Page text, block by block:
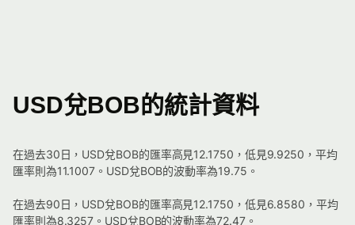
USD兌BOB的統計資料
在過去30日，USD兌BOB的匯率高見12.1750，低見9.9250，平均
匯率則為11.1007。USD兌BOB的波動率為19.75。
在過去90日，USD兌BOB的匯率高見12.1750，低見6.8580，平均
匯率則為8.3257。USD兌BOB的波動率為72.47。